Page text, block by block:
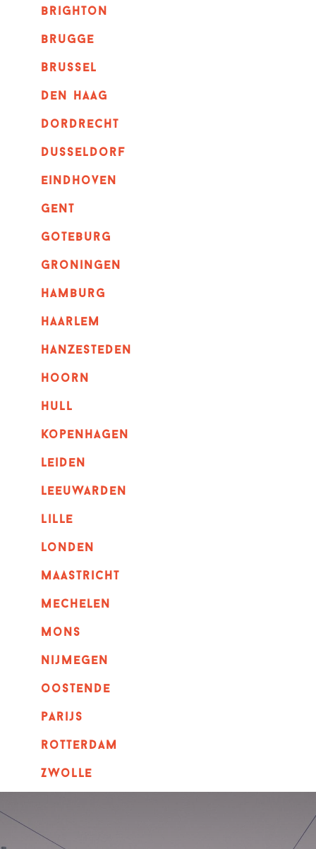
brighton
brugge
Brussel
Den haag
dordrecht
dusseldorf
eindhoven
GENT
goteburg
groningen
hamburg
haarlem
hanzesteden
hoorn
hull
kopenhagen
leiden
leeuwarden
lille
londen
maastricht
mechelen
mons
nijmegen
oostende
parijs
rotterdam
Zwolle